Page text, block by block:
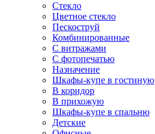
Стекло
Цветное стекло
Пескоструй
Комбинированные
С витражами
С фотопечатью
Назначение
Шкафы-купе в гостиную
В коридор
В прихожую
Шкафы-купе в спальню
Детские